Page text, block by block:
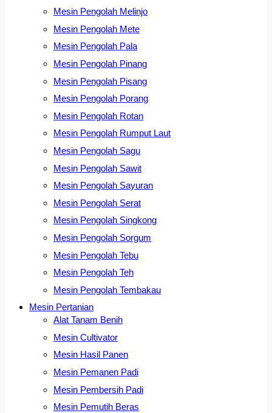
Mesin Pengolah Melinjo
Mesin Pengolah Mete
Mesin Pengolah Pala
Mesin Pengolah Pinang
Mesin Pengolah Pisang
Mesin Pengolah Porang
Mesin Pengolah Rotan
Mesin Pengolah Rumput Laut
Mesin Pengolah Sagu
Mesin Pengolah Sawit
Mesin Pengolah Sayuran
Mesin Pengolah Serat
Mesin Pengolah Singkong
Mesin Pengolah Sorgum
Mesin Pengolah Tebu
Mesin Pengolah Teh
Mesin Pengolah Tembakau
Mesin Pertanian
Alat Tanam Benih
Mesin Cultivator
Mesin Hasil Panen
Mesin Pemanen Padi
Mesin Pembersih Padi
Mesin Pemutih Beras